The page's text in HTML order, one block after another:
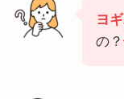
ヨ
の？